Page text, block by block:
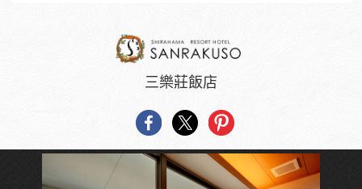
三樂莊飯店